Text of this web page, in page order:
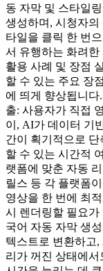
동 자막 및 스타일
생성하며, 시청자의
타일을 클릭 한 번
서 유행하는 화려한
활용 사례 및 장점
할 수 있는 주요 장
에 띄게 향상됩니
출: 사용자가 직접
이, AI가 데이터 기
간이 획기적으로
할 수 있는 시간적
랫폼에 맞춘 자동
릴스 등 각 플랫폼
영상을 한 번에 최
시 렌더링할 필요
국어 자동 자막 생
텍스트로 변환하고
리가 꺼진 상태에서